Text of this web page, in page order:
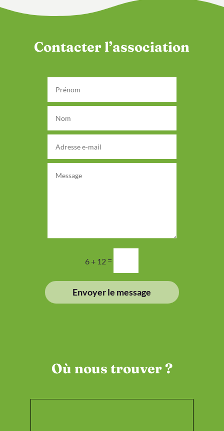
Contacter l’association
6 + 12 =
Envoyer le message
Où nous trouver ?